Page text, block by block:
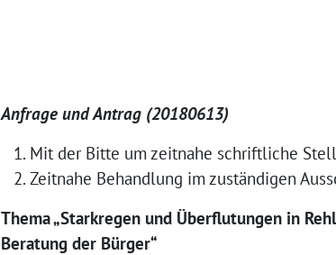
Anfrage und Antrag (20180613)
Mit der Bitte um zeitnahe schriftliche
Zeitnahe Behandlung im zuständigen
Thema „Starkregen und Überflutungen in
Beratung der Bürger“